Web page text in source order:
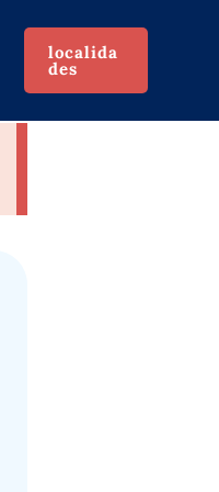
localida
des